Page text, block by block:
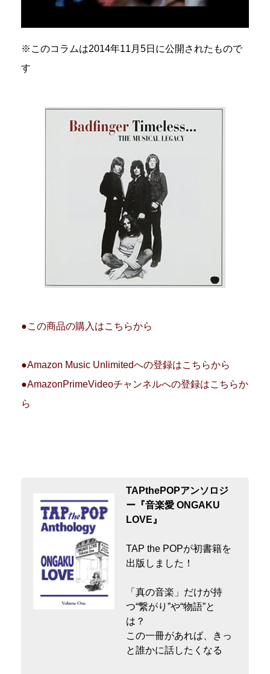
※このコラムは2014年11月5日に公開されたもので
す
●この商品の購入はこちらから
●Amazon Music Unlimitedへの登録はこちらから
●AmazonPrimeVideoチャンネルへの登録はこちらか
ら
TAPthePOPアンソロジ
ー『音楽愛 ONGAKU
LOVE』
TAP the POPが初書籍を
出版しました！
「真の音楽」だけが持
つ“繋がり”や“物語”と
は？
この一冊があれば、きっ
と誰かに話したくなる